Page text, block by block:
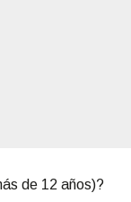
de 12 años)?